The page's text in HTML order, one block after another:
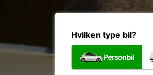
Hvilken type bil?
Personbil